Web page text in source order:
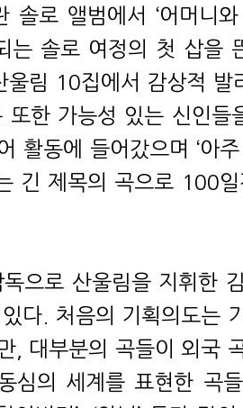
솔로 앨범에서 ‘어머니
는 솔로 여정의 첫 삽을
울림 10집에서 감상적 발
또한 가능성 있는 신인들
활동에 들어갔으며 ‘아
긴 제목의 곡으로 100
으로 산울림을 지휘한
다. 처음의 기획의도는
, 대부분의 곡들이 외국
심의 세계를 표현한 곡